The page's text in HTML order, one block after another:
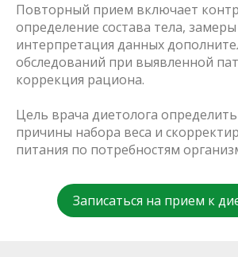
Повторный прием включает
определение состава тела,
интерпретация данных
обследований при выявленной
коррекция рациона.
Цель врача диетолога
причины набора веса и
питания по потребностям
Записаться на прием к